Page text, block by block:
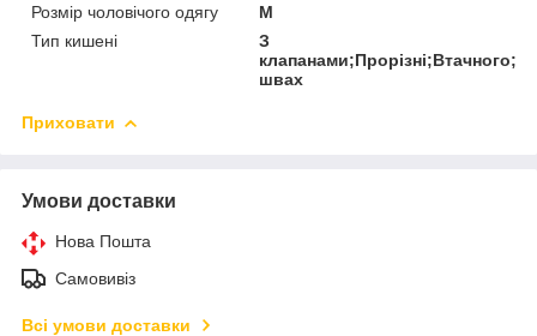
Розмір чоловічого одягу
M
Тип кишені
З
швах
Приховати
Умови доставки
Нова Пошта
Самовивіз
Всі умови доставки